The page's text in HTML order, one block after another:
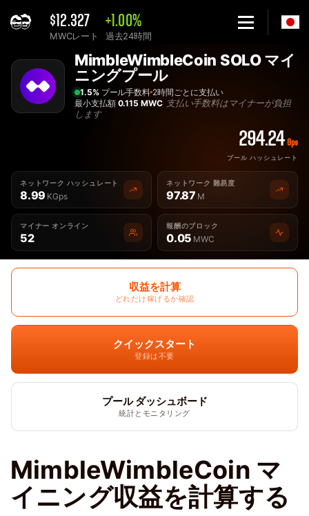
$12.327
MWCレート
+1.00%
過去24時間
単独 MimbleWimbleCoin MWC マイニングプール - 2Miners
MimbleWimbleCoin SOLO マイ
ニングプール
1.5%プール手数料 2時間ごとに支払い
最小支払額 0.115 MWC 支払い手数料はマイナーが負担
します
294.24 Gps
プール ハッシュレート
ネットワーク ハッシュレート
8.99 KGps
ネットワーク 難易度
97.87 M
マイナー オンライン
52
報酬のブロック
0.05 MWC
収益を計算
どれだけ稼げるか確認
クイックスタート
登録は不要
プール ダッシュボード
統計とモニタリング
MimbleWimbleCoin マ
イニング収益を計算する